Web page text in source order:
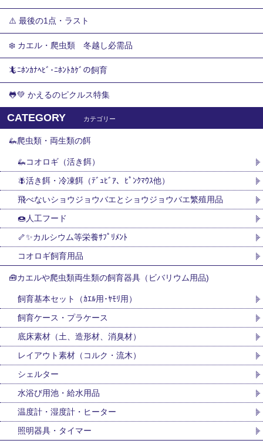
⚠️ 最後の1点・ラスト
❄️ カエル・爬虫類 冬越し必需品
🦎ﾆﾎﾝｶﾅﾍﾋﾞ･ﾆﾎﾝﾄｶｹﾞの飼育
🐸💚 かえるのピクルス特集
CATEGORY カテゴリー
🦗爬虫類・両生類の餌
🦗コオロギ（活き餌）
🪰活き餌・冷凍餌（ﾃﾞｭﾋﾞｱ、ﾋﾟﾝｸﾏｳｽ他）
飛べないショウジョウバエとショウジョウバエ繁殖用品
🍩人工フード
🦴✨カルシウム等栄養ｻﾌﾟﾘﾒﾝﾄ
コオロギ飼育用品
🧰カエルや爬虫類両生類の飼育器具（ビバリウム用品)
飼育基本セット（ｶｴﾙ用･ﾔﾓﾘ用）
飼育ケース・プラケース
底床素材（土、造形材、消臭材）
レイアウト素材（コルク・流木）
シェルター
水浴び用池・給水用品
温度計・湿度計・ヒーター
照明器具・タイマー